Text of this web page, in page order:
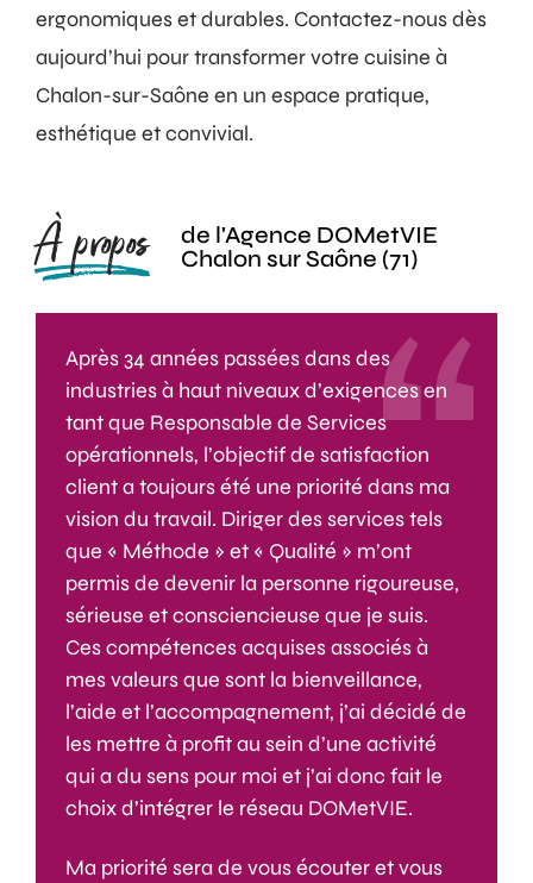
ergonomiques et durables. Contactez-nous dès
aujourd’hui pour transformer votre cuisine à
Chalon-sur-Saône en un espace pratique,
esthétique et convivial.
À propos
de l'Agence DOMetVIE
Chalon sur Saône (71)
Après 34 années passées dans des
industries à haut niveaux d’exigences en
tant que Responsable de Services
opérationnels, l’objectif de satisfaction
client a toujours été une priorité dans ma
vision du travail. Diriger des services tels
que « Méthode » et « Qualité » m’ont
permis de devenir la personne rigoureuse,
sérieuse et consciencieuse que je suis.
Ces compétences acquises associés à
mes valeurs que sont la bienveillance,
l’aide et l’accompagnement, j’ai décidé de
les mettre à profit au sein d’une activité
qui a du sens pour moi et j’ai donc fait le
choix d’intégrer le réseau DOMetVIE.
Ma priorité sera de vous écouter et vous